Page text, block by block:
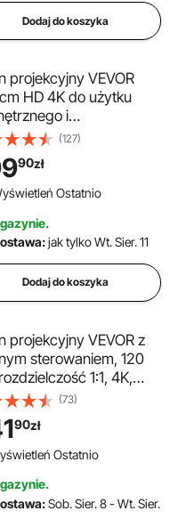
Dodaj do koszyka
projekcyjny VEVOR
HD 4K do użytku
i
ręczny,
składany, przenośny
filmowy 16:9 do kina
na kemping i
(127)
90zł
Ostatnio
jak tylko Wt. Sier. 11
Dodaj do koszyka
projekcyjny VEVOR z
sterowaniem, 120
1:1, 4K,
HD, zwijany,
na ścianie, z
przenośny, zwijany
do kina domowego
(73)
90zł
Ostatnio
Sob. Sier. 8 - Wt. Sier.